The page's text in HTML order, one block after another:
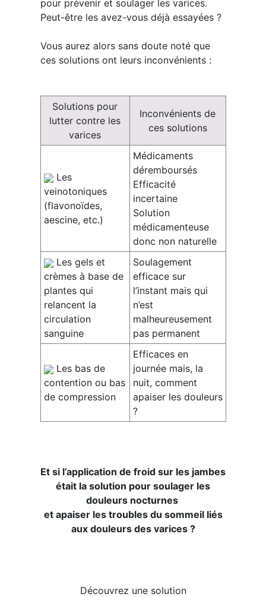
pour prévenir et soulager les varices.
Peut-être les avez-vous déjà essayées ?
Vous aurez alors sans doute noté que
ces solutions ont leurs inconvénients :
Solutions pour
lutter contre les
varices
Inconvénients de
ces solutions
Les
veinotoniques
(flavonoïdes,
aescine, etc.)
Médicaments
déremboursés
Efficacité
incertaine
Solution
médicamenteuse
donc non naturelle
Les gels et
crèmes à base de
plantes qui
relancent la
circulation
sanguine
Soulagement
efficace sur
l’instant mais qui
n’est
malheureusement
pas permanent
Les bas de
contention ou bas
de compression
Efficaces en
journée mais, la
nuit, comment
apaiser les douleurs
?
Et si l’application de froid sur les jambes
était la solution pour soulager les
douleurs nocturnes
et apaiser les troubles du sommeil liés
aux douleurs des varices ?
Découvrez une solution